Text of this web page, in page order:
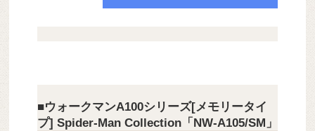
■ウォークマンA100シリーズ[メモリータイ
プ] Spider-Man Collection「NW-A105/SM」